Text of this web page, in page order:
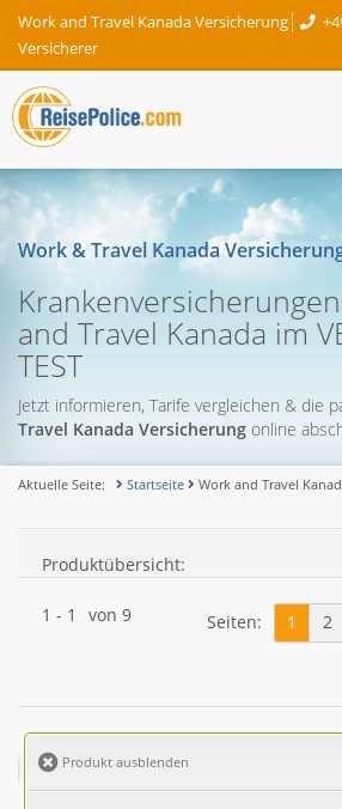
Work and Travel Kanada Versicherung
Versicherer
Work & Travel Kanada
and Travel Kanada im
TEST
Jetzt informieren, Tarife vergleichen & die
Travel Kanada Versicherung online
Aktuelle Seite: Startseite Work and Travel
Produktübersicht:
1 - 1 von 9 Seiten: 1 2
Produkt ausblenden